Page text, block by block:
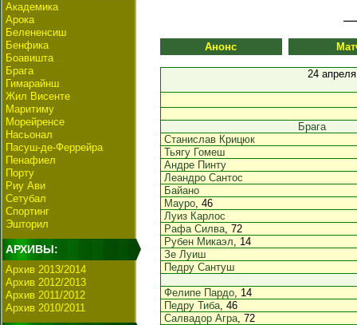
Академика
Арока
Белененсиш
Бенфика
Боавишта
Брага
Гимарайнш
Жил Висенте
Маритиму
Морейренсе
Насьонал
Пасуш-де-Феррейра
Пенафиел
Порту
Риу Ави
Сетубал
Спортинг
Эшторил
АРХИВЫ:
Архив 2013/2014
Архив 2012/2013
Архив 2011/2012
Архив 2010/2011
Анонс
24
Брага
Станислав Крицюк
Тьягу Гомеш
Андре Пинту
Леандро Сантос
Байано
Мауро, 46
Луиз Карлос
Рафа Силва, 72
Рубен Микаэл, 14
Зе Луиш
Педру Сантуш
Фелипе Пардо, 14
Педру Тиба, 46
Салвадор Агра, 72